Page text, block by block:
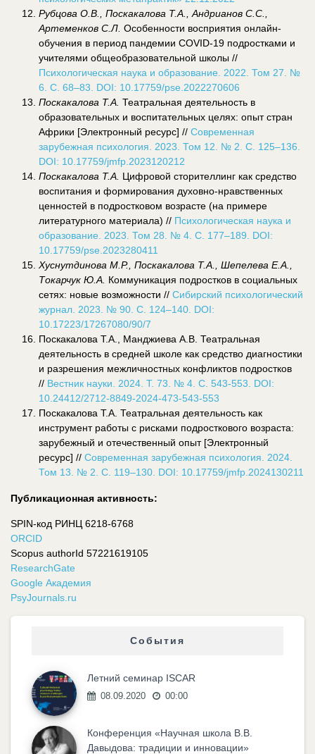
Рубцова О.В., Поскакалова Т.А., Андрианов С.С.,
Артеменков С.Л. Особенности восприятия онлайн-
обучения в период пандемии COVID-19 подростками и
учителями общеобразовательной школы //
Психологическая наука и образование. 2022. Том 27. №
6. С. 68–83. DOI: 10.17759/pse.2022270606
Поскакалова Т.А. Театральная деятельность в
образовательных и воспитательных целях: опыт стран
Африки [Электронный ресурс] // Современная
зарубежная психология. 2023. Том 12. № 2. С. 125–136.
DOI: 10.17759/jmfp.2023120212
Поскакалова Т.А. Цифровой сторителлинг как средство
воспитания и формирования духовно-нравственных
ценностей в подростковом возрасте (на примере
литературного материала) // Психологическая наука и
образование. 2023. Том 28. № 4. С. 177–189. DOI:
10.17759/pse.2023280411
Хуснутдинова М.Р., Поскакалова Т.А., Шепелева Е.А.,
Токарчук Ю.А. Коммуникация подростков в социальных
сетях: новые возможности // Сибирский психологический
журнал. 2023. № 90. С. 124–140. DOI:
10.17223/17267080/90/7
Поскакалова Т.А., Манджиева А.В. Театральная
деятельность в средней школе как средство диагностики
и разрешения межличностных конфликтов подростков
// Вестник науки. 2024. Т. 73. № 4. С. 543-553. DOI:
10.24412/2712-8849-2024-473-543-553
Поскакалова Т.А. Театральная деятельность как
инструмент работы с рисками подросткового возраста:
зарубежный и отечественный опыт [Электронный
ресурс] // Современная зарубежная психология. 2024.
Том 13. № 2. С. 119–130. DOI: 10.17759/jmfp.2024130211
Публикационная активность:
SPIN-код РИНЦ 6218-6768
ORCID
Scopus authorId 57221619105
ResearchGate
Google Академия
PsyJournals.ru
События
Летний семинар ISCAR
08.09.2020 00:00
Конференция «Научная школа В.В.
Давыдова: традиции и инновации»